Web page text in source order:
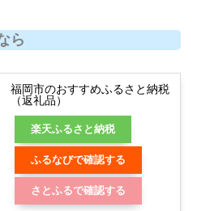
ら
福岡市のおすすめふるさと納税
（返礼品）
楽天ふるさと納税
ふるなびで確認する
さとふるで確認する